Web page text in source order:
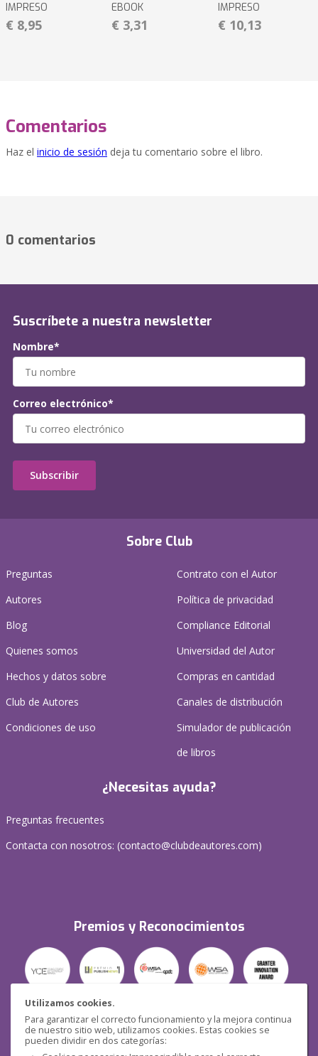
Utilizamos cookies.
Para garantizar el correcto funcionamiento y la mejora continua
de nuestro sitio web, utilizamos cookies. Estas cookies se
pueden dividir en dos categorías:
IMPRESO
€ 8,95
EBOOK
€ 3,31
IMPRESO
€ 10,13
Comentarios
Haz el inicio de sesión deja tu comentario sobre el libro.
0 comentarios
Sobre Club
Preguntas
Autores
Blog
Quienes somos
Hechos y datos sobre
Club de Autores
Condiciones de uso
Contrato con el Autor
Política de privacidad
Compliance Editorial
Universidad del Autor
Compras en cantidad
Canales de distribución
Simulador de publicación
de libros
¿Necesitas ayuda?
Preguntas frecuentes
Contacta con nosotros: (contacto@clubdeautores.com)
Premios y Reconocimientos
Seguridad
Suscríbete a nuestra newsletter
Nombre*
Correo electrónico*
Subscribir